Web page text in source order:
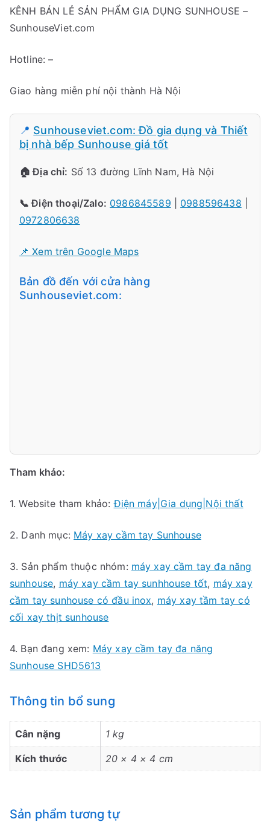
KÊNH BÁN LẺ SẢN PHẨM GIA DỤNG SUNHOUSE –
SunhouseViet.com
Hotline: –
Giao hàng miễn phí nội thành Hà Nội
📍 Sunhouseviet.com: Đồ gia dụng và Thiết
bị nhà bếp Sunhouse giá tốt
🏠 Địa chỉ: Số 13 đường Lĩnh Nam, Hà Nội
📞 Điện thoại/Zalo: 0986845589 0988596438
0972806638
📌 Xem trên Google Maps
Bản đồ đến với cửa hàng
Sunhouseviet.com:
Tham khảo:
1. Website tham khảo:Điện máy|Gia dụng|Nội thất
2. Danh mục: Máy xay cầm tay Sunhouse
3. Sản phẩm thuộc nhóm: máy xay cầm tay đa năng
sunhouse, máy xay cầm tay sunhhouse tốt, máy xay
cầm tay sunhouse có đầu inox, máy xay tầm tay có
cối xay thịt sunhouse
4. Bạn đang xem: Máy xay cầm tay đa năng
Sunhouse SHD5613
Thông tin bổ sung
Cân nặng 1 kg
Kích thước 20 × 4 × 4 cm
Sản phẩm tương tự